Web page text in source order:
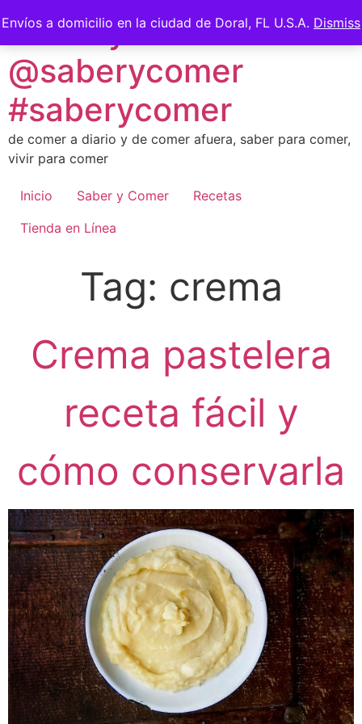
Envíos a domicilio en la ciudad de Doral, FL U.S.A. Dismiss
to
content
Saber y Comer -
@saberycomer
#saberycomer
de comer a diario y de comer afuera, saber para comer,
vivir para comer
Inicio Saber y Comer
Recetas
Tienda en Línea
Tag: crema
Crema pastelera
receta fácil y
cómo conservarla